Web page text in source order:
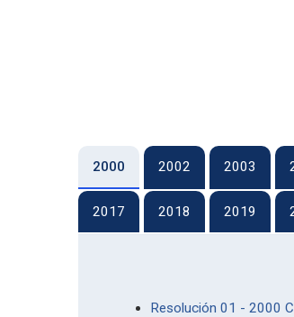
2000 2002 2003
2017 2018 2019
Resolución 01 - 2000